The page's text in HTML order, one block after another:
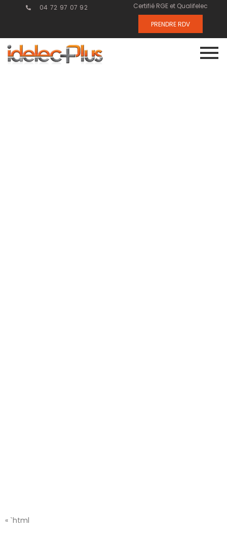
04 72 97 07 92 Certifié RGE et Qualifelec
PRENDRE RDV
« `html